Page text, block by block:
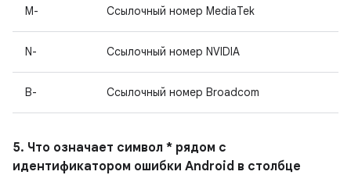
M- Ссылочный номер MediaTek
N- Ссылочный номер NVIDIA
B- Ссылочный номер Broadcom
5. Что означает символ * рядом с
идентификатором ошибки Android в столбце